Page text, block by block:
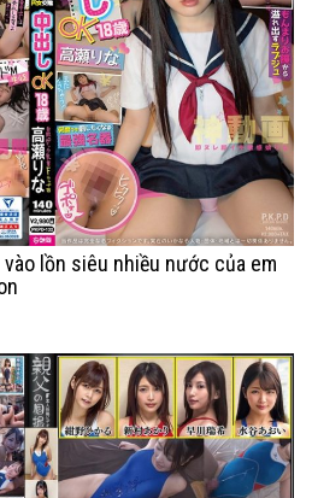
vào lồn siêu nhiều nước của em